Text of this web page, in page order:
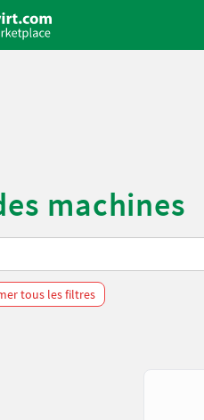
machines
sont triées sur Landwirt.com
tous les filtres